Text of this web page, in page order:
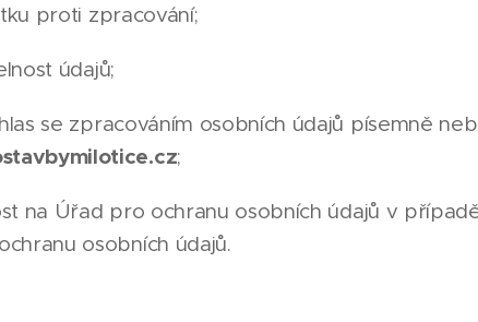
proti zpracování;
údajů;
se zpracováním osobních údajů písemně
;
na Úřad pro ochranu osobních údajů v
osobních údajů.